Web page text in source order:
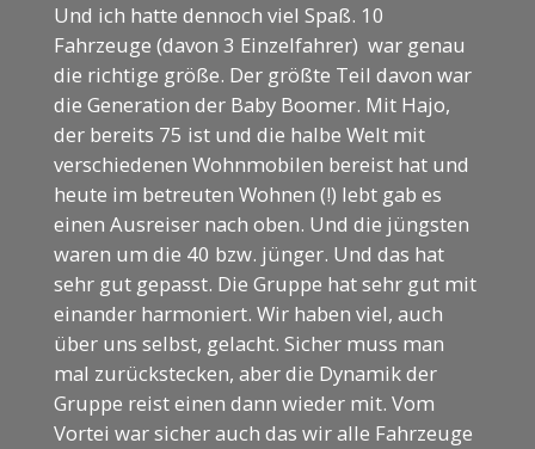
Und ich hatte dennoch viel Spaß. 10
Fahrzeuge (davon 3 Einzelfahrer) war genau
die richtige größe. Der größte Teil davon war
die Generation der Baby Boomer. Mit Hajo,
der bereits 75 ist und die halbe Welt mit
verschiedenen Wohnmobilen bereist hat und
heute im betreuten Wohnen (!) lebt gab es
einen Ausreiser nach oben. Und die jüngsten
waren um die 40 bzw. jünger. Und das hat
sehr gut gepasst. Die Gruppe hat sehr gut mit
einander harmoniert. Wir haben viel, auch
über uns selbst, gelacht. Sicher muss man
mal zurückstecken, aber die Dynamik der
Gruppe reist einen dann wieder mit. Vom
Vortei war sicher auch das wir alle Fahrzeuge